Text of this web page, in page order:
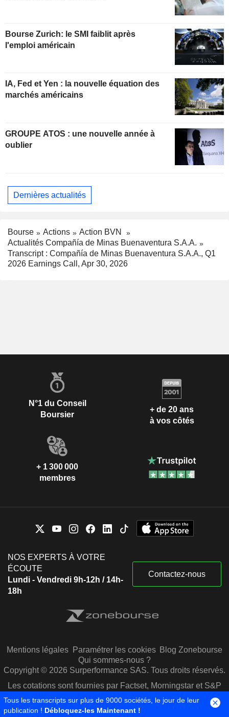
Bourse Zurich: le SMI faiblit après
l'emploi américain
IA, Fed et Yen : la nouvelle équation des
marchés américains
GROUPE ATOS : une nouvelle année à
oublier
Dernières actualités
Bourse Actions
Action BVN
Actualités Compañía de Minas Buenaventura S.A.A.
Transcript : Compañía de Minas Buenaventura S.A.A., Q1
2026 Earnings Call, Apr 30, 2026
N°1 du Conseil
Boursier
+ de 20 ans
à vos côtés
+ 1 300 000
membres
NOS EXPERTS À VOTRE
ÉCOUTE
Lundi - Vendredi 9h-12h / 14h-
18h
Contactez-nous
Mentions légales Paramétrer les cookies Blog Zonebourse
Qui sommes-nous ?
Copyright © 2026 Surperformance SAS. Tous droits réservés.
Les cotations sont fournies par Factset, Morningstar et S&P
Capital IQ
Tous les transcripts sur plus de 9000 sociétés, le jour de leur
publication ! Débloquez-les Maintenant !